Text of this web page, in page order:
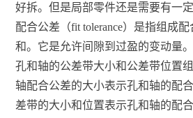
好拆。但是局部零件还是需要有一定
配合公差（fit tolerance）是指组成
和。它是允许间隙到过盈的变动量。
孔和轴的公差带大小和公差带位置
轴配合公差的大小表示孔和轴的配
差带的大小和位置表示孔和轴的配